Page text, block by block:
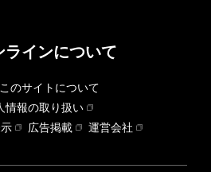
ラインについて
このサイトについて
情報の取り扱い
広告掲載
運営会社